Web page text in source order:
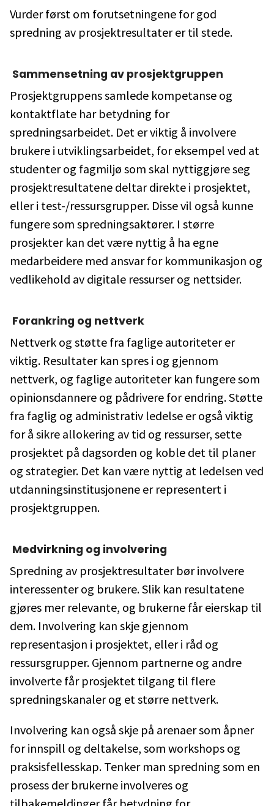
Vurder først om forutsetningene for god
spredning av prosjektresultater er til stede.
Sammensetning av prosjektgruppen
Prosjektgruppens samlede kompetanse og
kontaktflate har betydning for
spredningsarbeidet. Det er viktig å involvere
brukere i utviklingsarbeidet, for eksempel ved at
studenter og fagmiljø som skal nyttiggjøre seg
prosjektresultatene deltar direkte i prosjektet,
eller i test-/ressursgrupper. Disse vil også kunne
fungere som spredningsaktører. I større
prosjekter kan det være nyttig å ha egne
medarbeidere med ansvar for kommunikasjon og
vedlikehold av digitale ressurser og nettsider.
Forankring og nettverk
Nettverk og støtte fra faglige autoriteter er
viktig. Resultater kan spres i og gjennom
nettverk, og faglige autoriteter kan fungere som
opinionsdannere og pådrivere for endring. Støtte
fra faglig og administrativ ledelse er også viktig
for å sikre allokering av tid og ressurser, sette
prosjektet på dagsorden og koble det til planer
og strategier. Det kan være nyttig at ledelsen ved
utdanningsinstitusjonene er representert i
prosjektgruppen.
Medvirkning og involvering
Spredning av prosjektresultater bør involvere
interessenter og brukere. Slik kan resultatene
gjøres mer relevante, og brukerne får eierskap til
dem. Involvering kan skje gjennom
representasjon i prosjektet, eller i råd og
ressursgrupper. Gjennom partnerne og andre
involverte får prosjektet tilgang til flere
spredningskanaler og et større nettverk.
Involvering kan også skje på arenaer som åpner
for innspill og deltakelse, som workshops og
praksisfellesskap. Tenker man spredning som en
prosess der brukerne involveres og